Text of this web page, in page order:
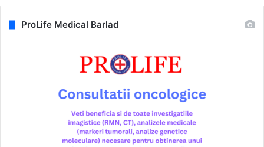
ProLife Medical Barlad